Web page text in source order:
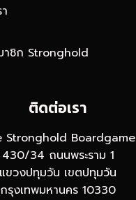
าชิก Stronghold
ติดต่อเรา
Stronghold Boardgame
430/34 ถนนพระราม 1
แขวงปทุมวัน เขตปทุมวัน
กรุงเทพมหานคร 10330